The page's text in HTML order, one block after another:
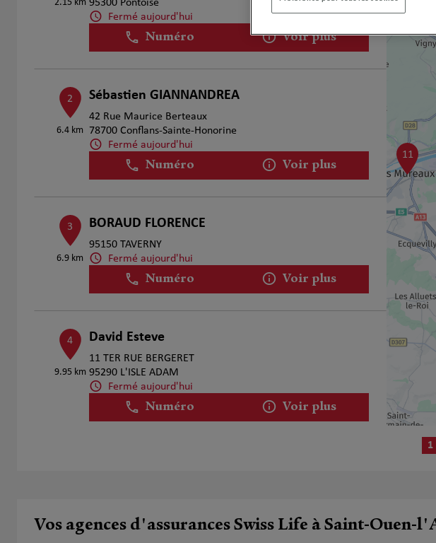
2.15 km 95300 Pontoise
Fermé aujourd'hui
Numéro Voir plus
2
6.4 km
Sébastien GIANNANDREA
42 Rue Maurice Berteaux
78700 Conflans-Sainte-Honorine
Fermé aujourd'hui
Numéro Voir plus
3
6.9 km
BORAUD FLORENCE
95150 TAVERNY
Fermé aujourd'hui
Numéro Voir plus
4
9.95 km
David Esteve
11 TER RUE BERGERET
95290 L'ISLE ADAM
Fermé aujourd'hui
Numéro Voir plus
Fermé actuellement
11
1
Vos agences d'assurances Swiss Life à Saint-Ouen-